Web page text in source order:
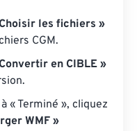
les fichiers »
CGM.
en CIBLE »
« Terminé », cliquez
WMF »